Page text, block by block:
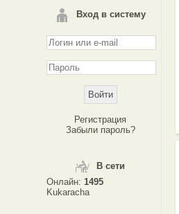
Вход в систему
Регистрация
Забыли пароль?
В сети
Онлайн: 1495
Kukaracha